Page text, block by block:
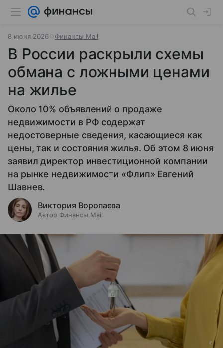
8 июня 2026 Финансы Mail
В России раскрыли схемы
обмана с ложными ценами
на жилье
Около 10% объявлений о продаже
недвижимости в РФ содержат
недостоверные сведения, касающиеся как
цены, так и состояния жилья. Об этом 8 июня
заявил директор инвестиционной компании
на рынке недвижимости «Флип» Евгений
Шавнев.
Виктория Воропаева
Автор Финансы Mail